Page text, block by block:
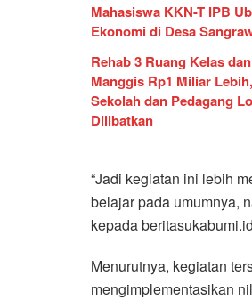
Mahasiswa KKN-T IPB
Ekonomi di Desa
Rehab 3 Ruang Kelas
Manggis Rp1 Miliar
Sekolah dan Pedagang
Dilibatkan
“Jadi kegiatan ini lebih
belajar pada umumnya,
kepada
Menurutnya, kegiatan
mengimplementasikan